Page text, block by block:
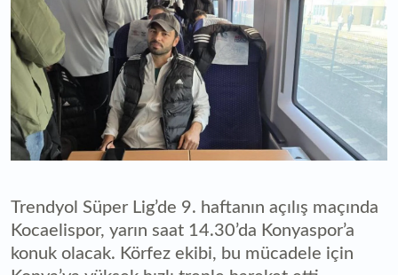
Trendyol Süper Lig’de 9. haftanın açılış maçında
Kocaelispor, yarın saat 14.30’da Konyaspor’a
konuk olacak. Körfez ekibi, bu mücadele için